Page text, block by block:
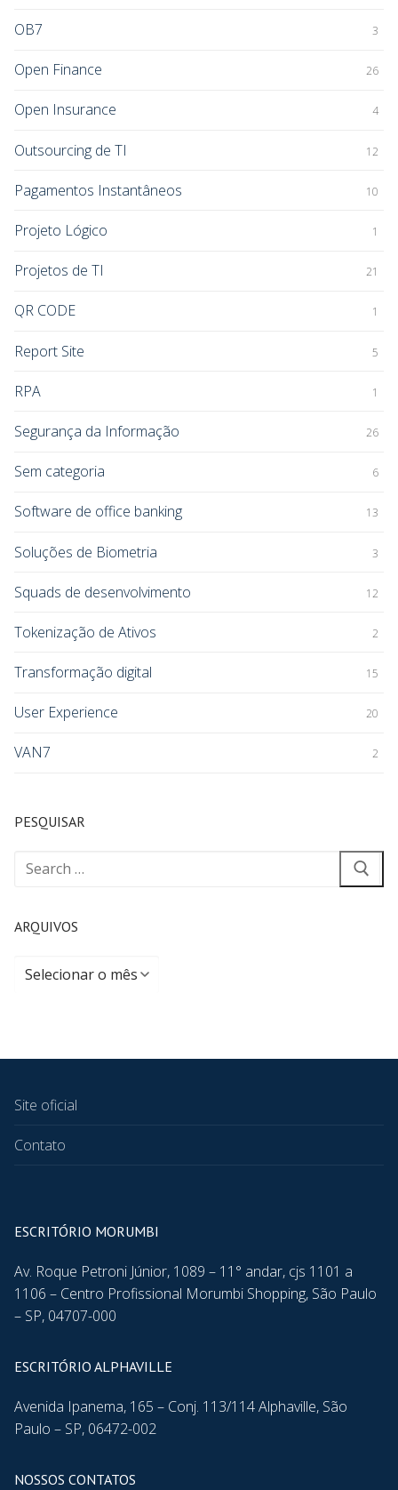
OB7 3
Open Finance 26
Open Insurance 4
Outsourcing de TI 12
Pagamentos Instantâneos 10
Projeto Lógico 1
Projetos de TI 21
QR CODE 1
Report Site 5
RPA 1
Segurança da Informação 26
Sem categoria 6
Software de office banking 13
Soluções de Biometria 3
Squads de desenvolvimento 12
Tokenização de Ativos 2
Transformação digital 15
User Experience 20
VAN7 2
PESQUISAR
ARQUIVOS
Site oficial
Contato
ESCRITÓRIO MORUMBI
Av. Roque Petroni Júnior, 1089 – 11° andar, cjs 1101 a
1106 – Centro Profissional Morumbi Shopping, São Paulo
– SP, 04707-000
ESCRITÓRIO ALPHAVILLE
Avenida Ipanema, 165 – Conj. 113/114 Alphaville, São
Paulo – SP, 06472-002
NOSSOS CONTATOS